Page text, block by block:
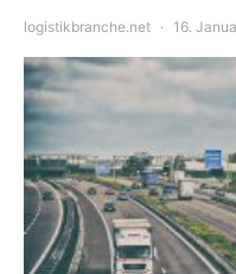
logistikbranche.net 16.